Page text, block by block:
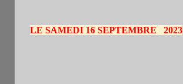
LE SAMEDI 16 SEPTEMBRE 2023